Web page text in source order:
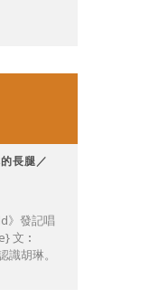
長腿／
》發記唱
文︰
胡琳。